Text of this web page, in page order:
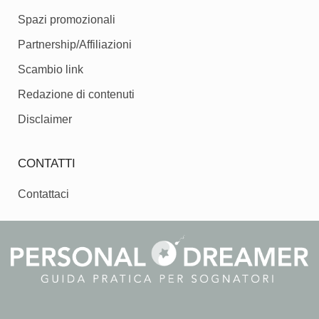
Spazi promozionali
Partnership/Affiliazioni
Scambio link
Redazione di contenuti
Disclaimer
CONTATTI
Contattaci